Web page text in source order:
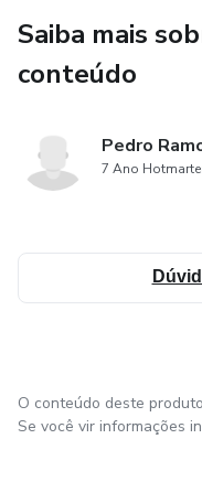
Saiba mais
conteúdo
Pedro
7 Ano
O conteúdo deste
Se você vir informações